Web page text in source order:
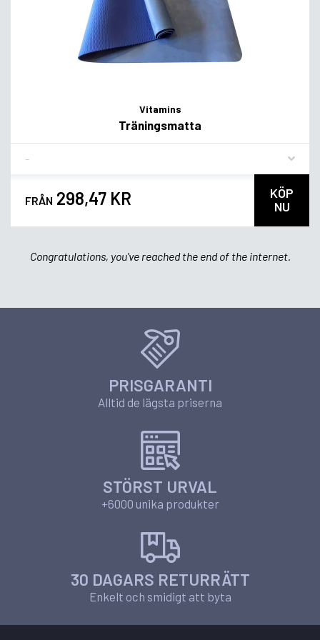
Vitamins
Träningsmatta
FRÅN 298,47 KR
KÖP
NU
Congratulations, you've reached the end of the internet.
PRISGARANTI
Alltid de lägsta priserna
STÖRST URVAL
+6000 unika produkter
30 DAGARS RETURRÄTT
Enkelt och smidigt att byta